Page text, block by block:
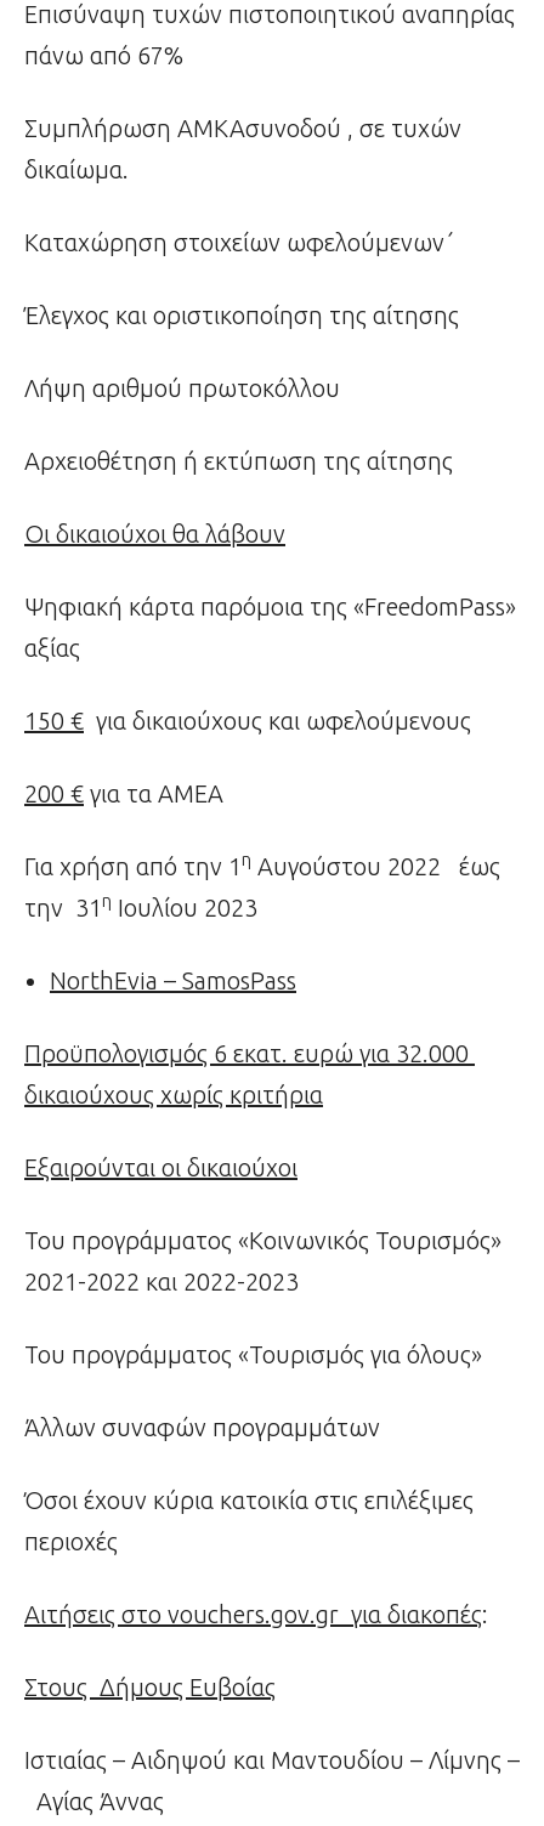
Επισύναψη τυχών πιστοποιητικού αναπηρίας
πάνω από 67%
Συμπλήρωση ΑΜΚΑσυνοδού , σε τυχών
δικαίωμα.
Καταχώρηση στοιχείων ωφελούμενων΄
Έλεγχος και οριστικοποίηση της αίτησης
Λήψη αριθμού πρωτοκόλλου
Αρχειοθέτηση ή εκτύπωση της αίτησης
Οι δικαιούχοι θα λάβουν
Ψηφιακή κάρτα παρόμοια της «FreedomPass»
αξίας
150 € για δικαιούχους και ωφελούμενους
200 € για τα ΑΜΕΑ
Για χρήση από την 1 η Αυγούστου 2022 έως
την 31 η Ιουλίου 2023
NorthEvia – SamosPass
Προϋπολογισμός 6 εκατ. ευρώ για 32.000
δικαιούχους χωρίς κριτήρια
Εξαιρούνται οι δικαιούχοι
Του προγράμματος «Κοινωνικός Τουρισμός»
2021-2022 και 2022-2023
Του προγράμματος «Τουρισμός για όλους»
Άλλων συναφών προγραμμάτων
Όσοι έχουν κύρια κατοικία στις επιλέξιμες
περιοχές
Αιτήσεις στο vouchers.gov.gr για διακοπές:
Στους Δήμους Ευβοίας
Ιστιαίας – Αιδηψού και Μαντουδίου – Λίμνης –
Αγίας Άννας